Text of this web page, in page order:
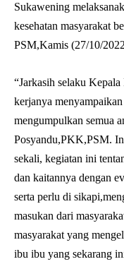
Sukawening
kesehatan masyarakat
PSM,Kamis (27/10/
“Jarkasih selaku
kerjanya
mengumpulkan semua
Posyandu,PKK,PSM.
sekali, kegiatan ini
dan kaitannya dengan
serta perlu di
masukan dari
masyarakat yang
ibu ibu yang sekarang